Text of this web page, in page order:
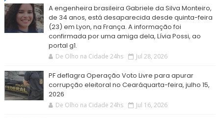
A engenheira brasileira Gabriele da Silva Monteiro,
de 34 anos, está desaparecida desde quinta-feira
(23) em Lyon, na França. A informação foi
confirmada por uma amiga dela, Lívia Possi, ao
portal g1.
De Olho na Cidade 24hs Jul 28, 2026
PF deflagra Operação Voto Livre para apurar
corrupção eleitoral no Cearáquarta-feira, julho 15,
2026
De Olho na Cidade 24hs Jul 16, 2026